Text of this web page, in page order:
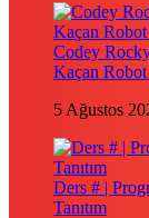
Codey
Kaçan
5 Ağustos
Ders # |
Tanıtım